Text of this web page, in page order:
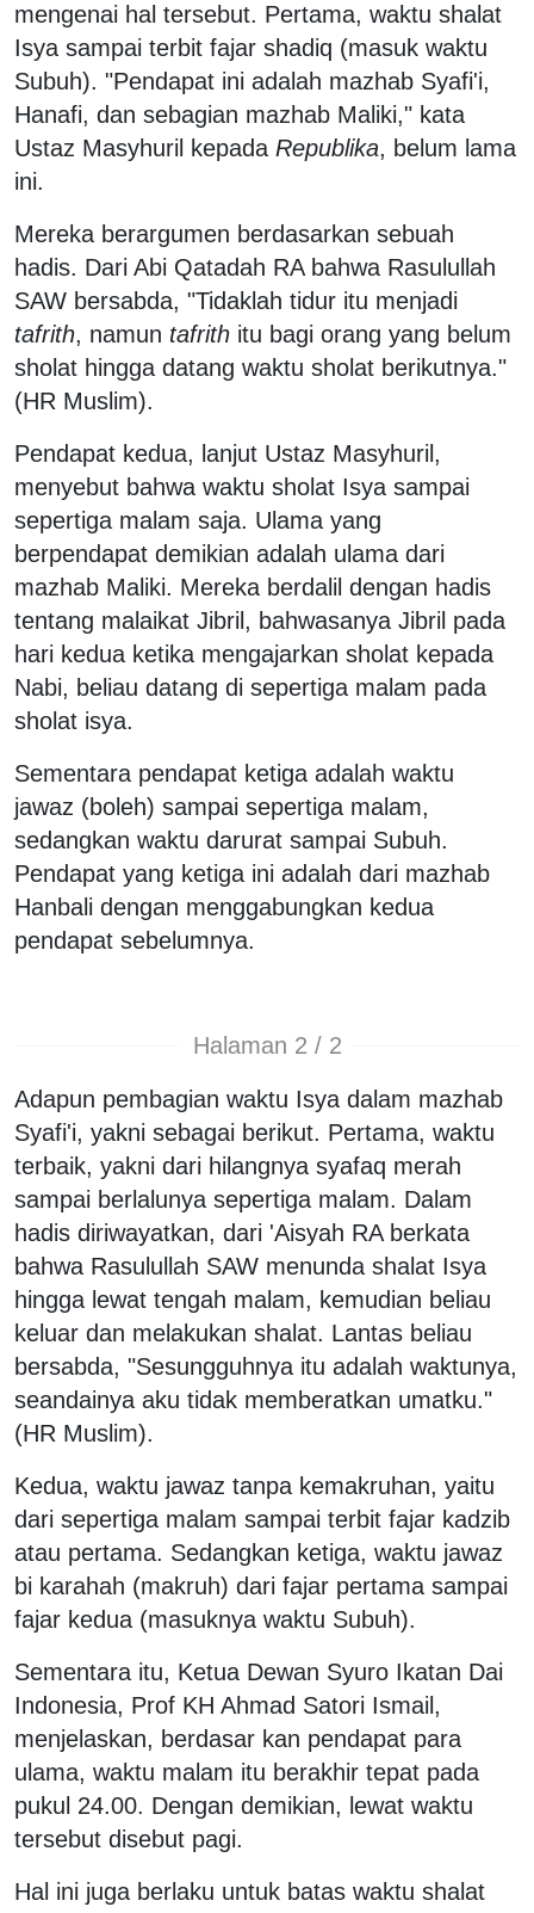
mengenai hal tersebut. Pertama, waktu shalat
Isya sampai terbit fajar shadiq (masuk waktu
Subuh). "Pendapat ini adalah mazhab Syafi'i,
Hanafi, dan sebagian mazhab Maliki," kata
Ustaz Masyhuril kepada Republika, belum lama
ini.
Mereka berargumen berdasarkan sebuah
hadis. Dari Abi Qatadah RA bahwa Rasulullah
SAW bersabda, "Tidaklah tidur itu menjadi
tafrith, namun tafrith itu bagi orang yang belum
sholat hingga datang waktu sholat berikutnya."
(HR Muslim).
Pendapat kedua, lanjut Ustaz Masyhuril,
menyebut bahwa waktu sholat Isya sampai
sepertiga malam saja. Ulama yang
berpendapat demikian adalah ulama dari
mazhab Maliki. Mereka berdalil dengan hadis
tentang malaikat Jibril, bahwasanya Jibril pada
hari kedua ketika mengajarkan sholat kepada
Nabi, beliau datang di sepertiga malam pada
sholat isya.
Sementara pendapat ketiga adalah waktu
jawaz (boleh) sampai sepertiga malam,
sedangkan waktu darurat sampai Subuh.
Pendapat yang ketiga ini adalah dari mazhab
Hanbali dengan menggabungkan kedua
pendapat sebelumnya.
Halaman 2 / 2
Adapun pembagian waktu Isya dalam mazhab
Syafi'i, yakni sebagai berikut. Pertama, waktu
terbaik, yakni dari hilangnya syafaq merah
sampai berlalunya sepertiga malam. Dalam
hadis diriwayatkan, dari 'Aisyah RA berkata
bahwa Rasulullah SAW menunda shalat Isya
hingga lewat tengah malam, kemudian beliau
keluar dan melakukan shalat. Lantas beliau
bersabda, "Sesungguhnya itu adalah waktunya,
seandainya aku tidak memberatkan umatku."
(HR Muslim).
Kedua, waktu jawaz tanpa kemakruhan, yaitu
dari sepertiga malam sampai terbit fajar kadzib
atau pertama. Sedangkan ketiga, waktu jawaz
bi karahah (makruh) dari fajar pertama sampai
fajar kedua (masuknya waktu Subuh).
Sementara itu, Ketua Dewan Syuro Ikatan Dai
Indonesia, Prof KH Ahmad Satori Ismail,
menjelaskan, berdasar kan pendapat para
ulama, waktu malam itu berakhir tepat pada
pukul 24.00. Dengan demikian, lewat waktu
tersebut disebut pagi.
Hal ini juga berlaku untuk batas waktu shalat